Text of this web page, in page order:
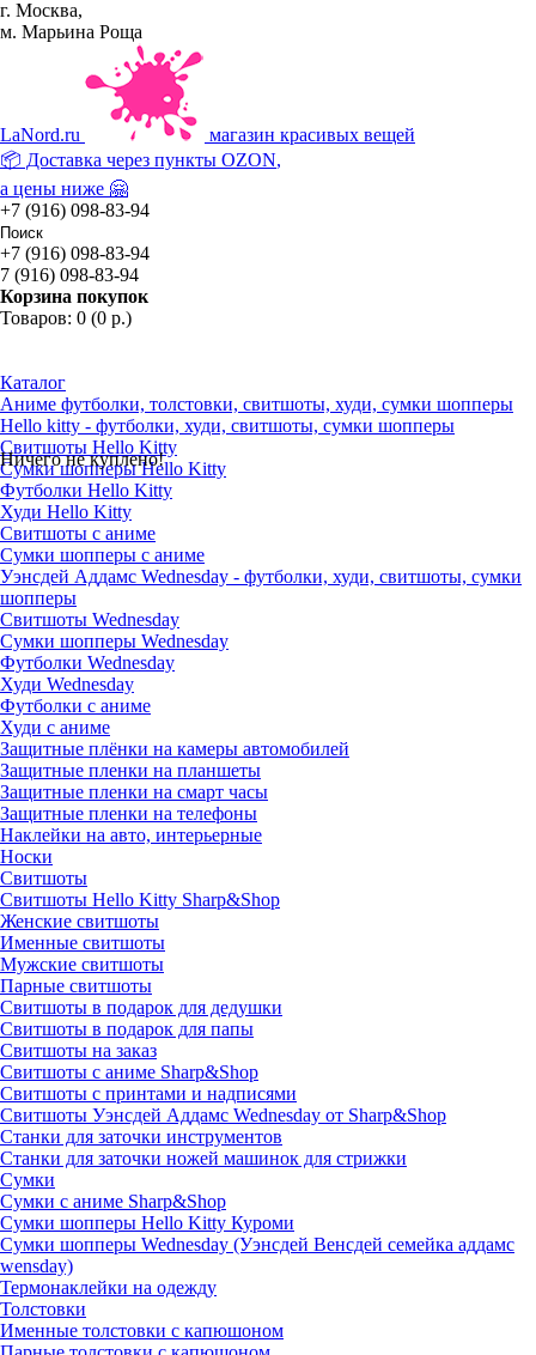
г. Москва,
м. Марьина Роща
LaNord.ru
магазин красивых вещей
📦 Доставка через пункты OZON,
а цены ниже 🤗
+7 (916) 098-83-94
+7 (916) 098-83-94
7 (916) 098-83-94
Корзина покупок
Товаров: 0 (0 р.)
Ничего не куплено!
Каталог
Аниме футболки, толстовки, свитшоты, худи, сумки шопперы
Hello kitty - футболки, худи, свитшоты, сумки шопперы
Свитшоты Hello Kitty
Сумки шопперы Hello Kitty
Футболки Hello Kitty
Худи Hello Kitty
Свитшоты с аниме
Сумки шопперы с аниме
Уэнсдей Аддамс Wednesday - футболки, худи, свитшоты, сумки
шопперы
Свитшоты Wednesday
Сумки шопперы Wednesday
Футболки Wednesday
Худи Wednesday
Футболки с аниме
Худи с аниме
Защитные плёнки на камеры автомобилей
Защитные пленки на планшеты
Защитные пленки на смарт часы
Защитные пленки на телефоны
Наклейки на авто, интерьерные
Носки
Свитшоты
Cвитшоты Hello Kitty Sharp&Shop
Женские свитшоты
Именные свитшоты
Мужские свитшоты
Парные свитшоты
Свитшоты в подарок для дедушки
Свитшоты в подарок для папы
Свитшоты на заказ
Свитшоты с аниме Sharp&Shop
Свитшоты с принтами и надписями
Свитшоты Уэнсдей Аддамс Wednesday от Sharp&Shop
Станки для заточки инструментов
Станки для заточки ножей машинок для стрижки
Сумки
Сумки с аниме Sharp&Shop
Сумки шопперы Hello Kitty Куроми
Сумки шопперы Wednesday (Уэнсдей Венсдей семейка аддамс
wensday)
Термонаклейки на одежду
Толстовки
Именные толстовки с капюшоном